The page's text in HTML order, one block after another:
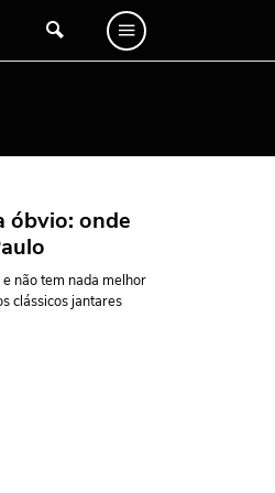
óbvio: onde
não tem nada melhor
clássicos jantares